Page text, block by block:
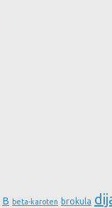
B beta-karoten brokula